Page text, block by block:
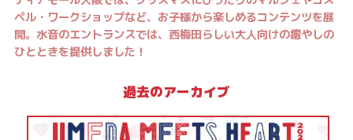
ペル・ワークショップなど、お子様から楽しめるコンテンツを展
開。水音のエントランスでは、西梅田らしい大人向けの癒やしの
ひとときを提供しました！
過去のアーカイブ